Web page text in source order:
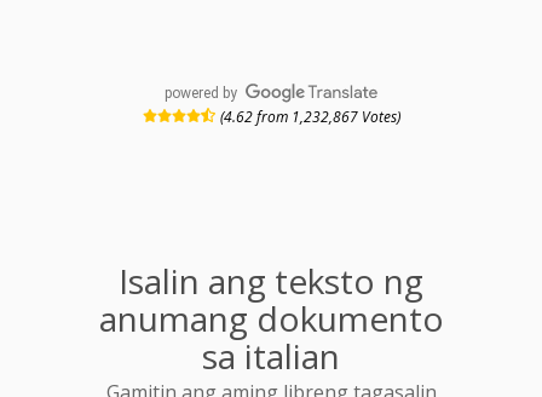
powered by
(4.62 from 1,232,867 Votes)
Isalin ang teksto ng
anumang dokumento
sa italian